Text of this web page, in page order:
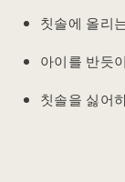
칫솔에 올리
아이를 반듯
칫솔을 싫어